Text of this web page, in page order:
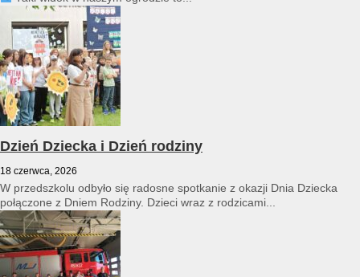
Dzień Dziecka i Dzień rodziny
18 czerwca, 2026
W przedszkolu odbyło się radosne spotkanie z okazji Dnia Dziecka
połączone z Dniem Rodziny. Dzieci wraz z rodzicami...